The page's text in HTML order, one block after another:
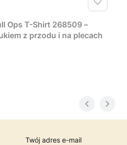
Ops T-Shirt 268509 –
z przodu i na plecach
Twój adres e-mail